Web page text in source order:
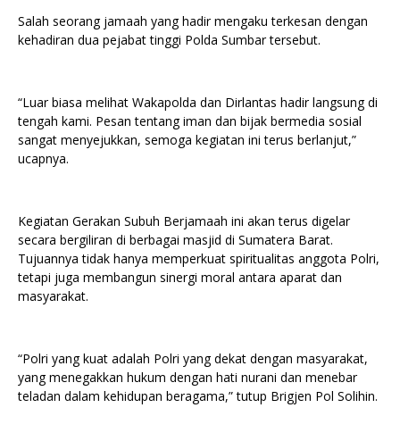
Salah seorang jamaah yang hadir mengaku terkesan dengan
kehadiran dua pejabat tinggi Polda Sumbar tersebut.
“Luar biasa melihat Wakapolda dan Dirlantas hadir langsung di
tengah kami. Pesan tentang iman dan bijak bermedia sosial
sangat menyejukkan, semoga kegiatan ini terus berlanjut,”
ucapnya.
Kegiatan Gerakan Subuh Berjamaah ini akan terus digelar
secara bergiliran di berbagai masjid di Sumatera Barat.
Tujuannya tidak hanya memperkuat spiritualitas anggota Polri,
tetapi juga membangun sinergi moral antara aparat dan
masyarakat.
“Polri yang kuat adalah Polri yang dekat dengan masyarakat,
yang menegakkan hukum dengan hati nurani dan menebar
teladan dalam kehidupan beragama,” tutup Brigjen Pol Solihin.